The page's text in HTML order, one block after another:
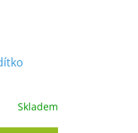
Skladem